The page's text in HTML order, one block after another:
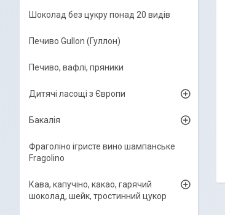
Шоколад без цукру понад 20 видів
Печиво Gullon (Гуллон)
Печиво, вафлі, пряники
Дитячі ласощі з Європи
Бакалія
Фраголіно ігристе вино шампанське
Fragolino
Кава, капучіно, какао, гарячий
шоколад, шейк, тростинний цукор